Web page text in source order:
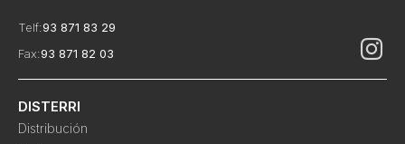
Telf:93 871 83 29
Fax:93 871 82 03
DISTERRI
Distribución